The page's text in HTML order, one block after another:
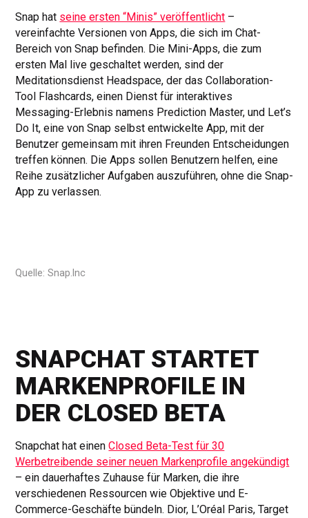
Snap hat seine ersten “Minis” veröffentlicht –
vereinfachte Versionen von Apps, die sich im Chat-
Bereich von Snap befinden. Die Mini-Apps, die zum
ersten Mal live geschaltet werden, sind der
Meditationsdienst Headspace, der das Collaboration-
Tool Flashcards, einen Dienst für interaktives
Messaging-Erlebnis namens Prediction Master, und Let’s
Do It, eine von Snap selbst entwickelte App, mit der
Benutzer gemeinsam mit ihren Freunden Entscheidungen
treffen können. Die Apps sollen Benutzern helfen, eine
Reihe zusätzlicher Aufgaben auszuführen, ohne die Snap-
App zu verlassen.
Quelle: Snap.Inc
SNAPCHAT STARTET
MARKENPROFILE IN
DER CLOSED BETA
Snapchat hat einenClosed Beta-Test für 30
Werbetreibende seiner neuen Markenprofile angekündigt
– ein dauerhaftes Zuhause für Marken, die ihre
verschiedenen Ressourcen wie Objektive und E-
Commerce-Geschäfte bündeln. Dior, L’Oréal Paris, Target